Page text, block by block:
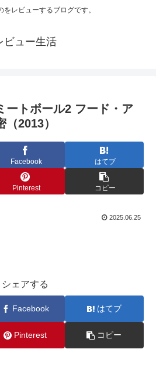
をレビューするブログです。
ビュー生活
ートボール2 フード・ア
2013）
Facebook はてブ
Pinterest コピー
2025.06.25
シェアする
Facebook はてブ
Pinterest コピー